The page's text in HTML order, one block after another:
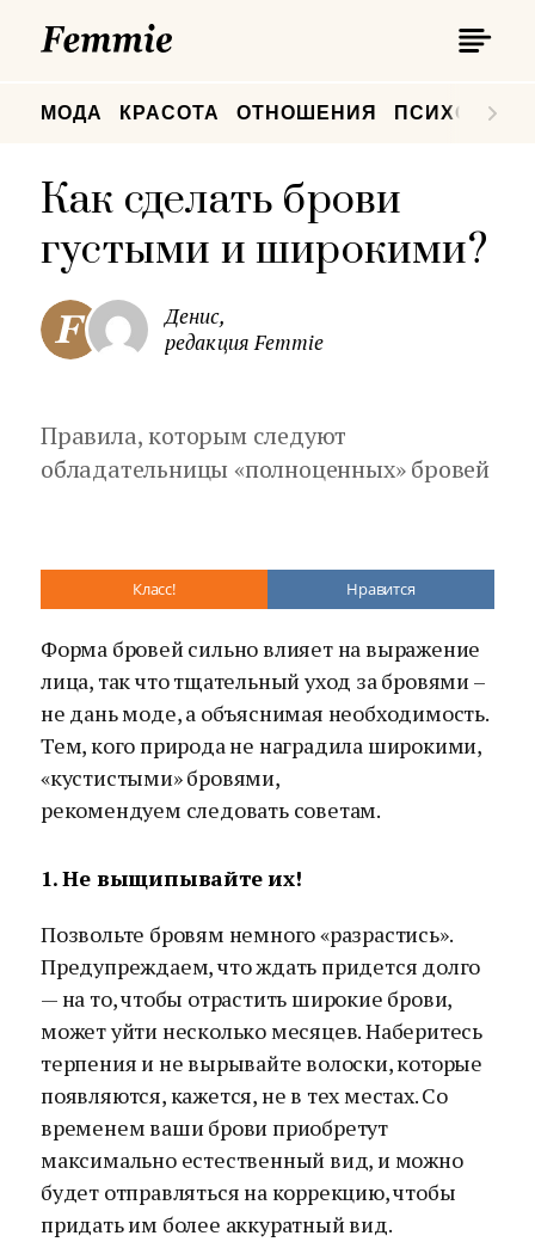
МОДА КРАСОТА ОТНОШЕНИЯ
Как сделать брови
густыми и широкими?
Денис,
редакция Femmie
Правила, которым следуют
обладательницы «полноценных» бровей
Класс! Нравится
Форма бровей сильно влияет на выражение
лица, так что тщательный уход за бровями –
не дань моде, а объяснимая необходимость.
Тем, кого природа не наградила широкими,
«кустистыми» бровями,
рекомендуем следовать советам.
1. Не выщипывайте их!
Позвольте бровям немного «разрастись».
Предупреждаем, что ждать придется долго
— на то, чтобы отрастить широкие брови,
может уйти несколько месяцев. Наберитесь
терпения и не вырывайте волоски, которые
появляются, кажется, не в тех местах. Со
временем ваши брови приобретут
максимально естественный вид, и можно
будет отправляться на коррекцию, чтобы
придать им более аккуратный вид.